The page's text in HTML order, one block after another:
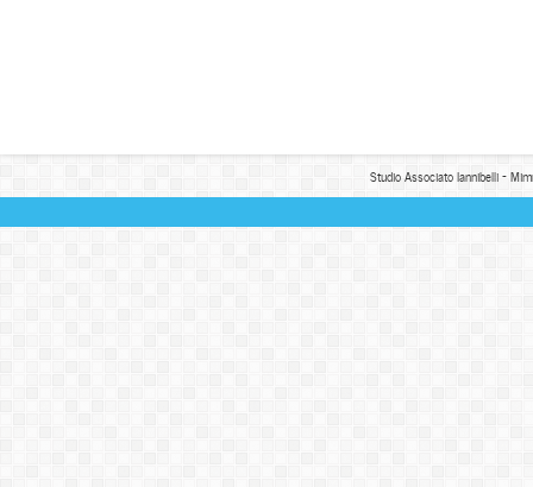
Studio Associato Iannibelli -